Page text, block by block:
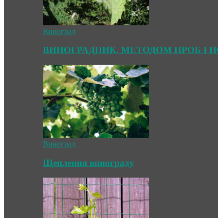
Виноград
ВИНОГРАДНИК. МЕТОДОМ ПРОБ І
Виноград
Щеплення винограду